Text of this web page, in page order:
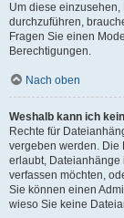
Um diese
durchzuführen,
Fragen Sie einen
Berechtigungen.
Nach oben
Weshalb kann ich
Rechte für
vergeben werden. Die
erlaubt, Dateianhänge
verfassen möchten,
Sie können einen
wieso Sie keine